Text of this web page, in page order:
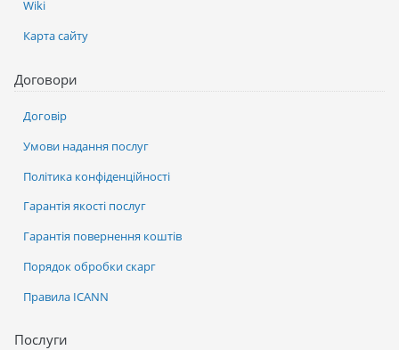
Послуги
Wiki
Карта сайту
Договори
Договір
Умови надання послуг
Політика конфіденційності
Гарантія якості послуг
Гарантія повернення коштів
Порядок обробки скарг
Правила ICANN